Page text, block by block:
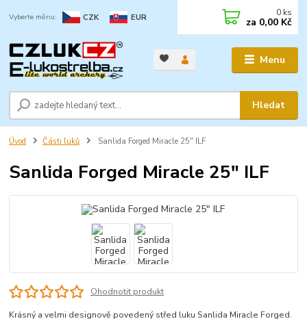
Menu
CZK EUR
Hledat
0 ks
za 0,00 Kč
Úvod Části luků Sanlida Forged Miracle 25" ILF
Sanlida Forged Miracle 25" ILF
Ohodnotit produkt
Krásný a velmi designově povedený střed luku Sanlida Miracle Forged.